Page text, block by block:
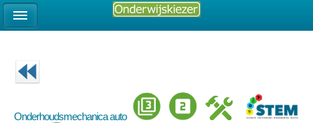
Onderhoudsmechanica auto